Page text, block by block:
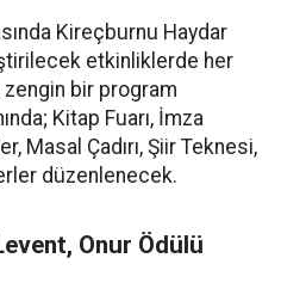
Kireçburnu Haydar
etkinliklerde her
bir program
Kitap Fuarı, İmza
Masal Çadırı, Şiir Teknesi,
düzenlenecek.
Onur Ödülü